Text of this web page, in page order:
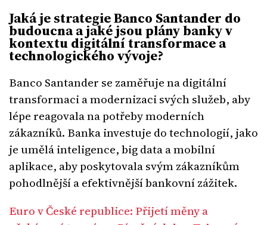
Jaká je strategie Banco Santander do
budoucna a jaké jsou plány banky v
kontextu digitální transformace a
technologického vývoje?
Banco Santander se zaměřuje na digitální
transformaci a modernizaci svých služeb, aby
lépe reagovala na potřeby moderních
zákazníků. Banka investuje do technologií, jako
je umělá inteligence, big data a mobilní
aplikace, aby poskytovala svým zákazníkům
pohodlnější a efektivnější bankovní zážitek.
Euro v České republice: Přijetí měny a